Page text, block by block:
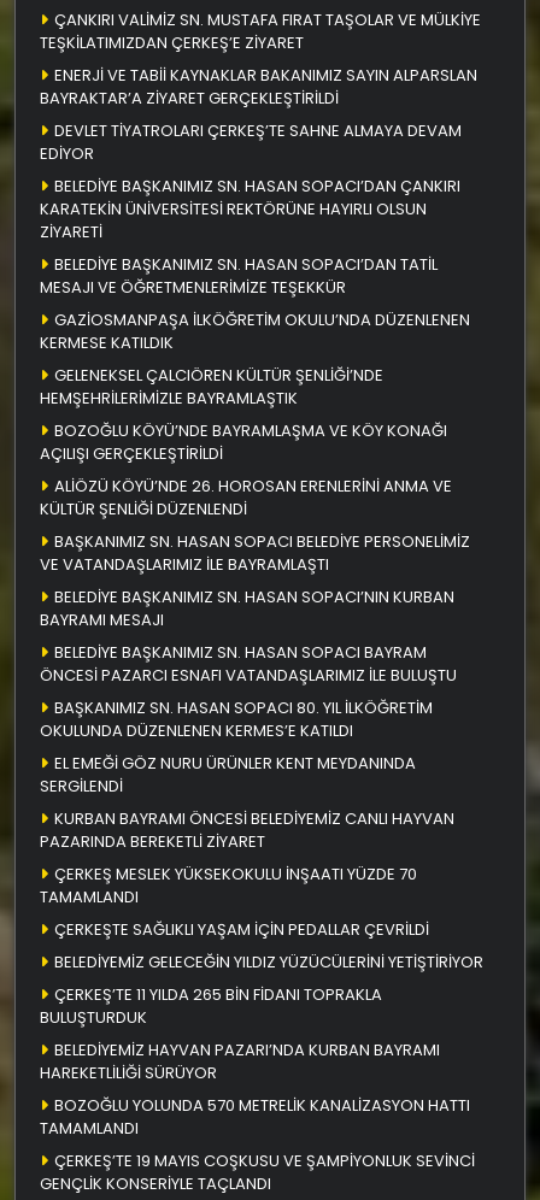
ÇANKIRI VALİMİZ SN. MUSTAFA FIRAT TAŞOLAR VE MÜLKİYE
TEŞKİLATIMIZDAN ÇERKEŞ’E ZİYARET
ENERJİ VE TABİİ KAYNAKLAR BAKANIMIZ SAYIN ALPARSLAN
BAYRAKTAR’A ZİYARET GERÇEKLEŞTİRİLDİ
DEVLET TİYATROLARI ÇERKEŞ’TE SAHNE ALMAYA DEVAM
EDİYOR
BELEDİYE BAŞKANIMIZ SN. HASAN SOPACI’DAN ÇANKIRI
KARATEKİN ÜNİVERSİTESİ REKTÖRÜNE HAYIRLI OLSUN
ZİYARETİ
BELEDİYE BAŞKANIMIZ SN. HASAN SOPACI’DAN TATİL
MESAJI VE ÖĞRETMENLERİMİZE TEŞEKKÜR
GAZİOSMANPAŞA İLKÖĞRETİM OKULU’NDA DÜZENLENEN
KERMESE KATILDIK
GELENEKSEL ÇALCIÖREN KÜLTÜR ŞENLİĞİ’NDE
HEMŞEHRİLERİMİZLE BAYRAMLAŞTIK
BOZOĞLU KÖYÜ’NDE BAYRAMLAŞMA VE KÖY KONAĞI
AÇILIŞI GERÇEKLEŞTİRİLDİ
ALİÖZÜ KÖYÜ’NDE 26. HOROSAN ERENLERİNİ ANMA VE
KÜLTÜR ŞENLİĞİ DÜZENLENDİ
BAŞKANIMIZ SN. HASAN SOPACI BELEDİYE PERSONELİMİZ
VE VATANDAŞLARIMIZ İLE BAYRAMLAŞTI
BELEDİYE BAŞKANIMIZ SN. HASAN SOPACI’NIN KURBAN
BAYRAMI MESAJI
BELEDİYE BAŞKANIMIZ SN. HASAN SOPACI BAYRAM
ÖNCESİ PAZARCI ESNAFI VATANDAŞLARIMIZ İLE BULUŞTU
BAŞKANIMIZ SN. HASAN SOPACI 80. YIL İLKÖĞRETİM
OKULUNDA DÜZENLENEN KERMES’E KATILDI
EL EMEĞİ GÖZ NURU ÜRÜNLER KENT MEYDANINDA
SERGİLENDİ
KURBAN BAYRAMI ÖNCESİ BELEDİYEMİZ CANLI HAYVAN
PAZARINDA BEREKETLİ ZİYARET
ÇERKEŞ MESLEK YÜKSEKOKULU İNŞAATI YÜZDE 70
TAMAMLANDI
ÇERKEŞTE SAĞLIKLI YAŞAM İÇİN PEDALLAR ÇEVRİLDİ
BELEDİYEMİZ GELECEĞİN YILDIZ YÜZÜCÜLERİNİ YETİŞTİRİYOR
ÇERKEŞ’TE 11 YILDA 265 BİN FİDANI TOPRAKLA
BULUŞTURDUK
BELEDİYEMİZ HAYVAN PAZARI’NDA KURBAN BAYRAMI
HAREKETLİLİĞİ SÜRÜYOR
BOZOĞLU YOLUNDA 570 METRELİK KANALİZASYON HATTI
TAMAMLANDI
ÇERKEŞ’TE 19 MAYIS COŞKUSU VE ŞAMPİYONLUK SEVİNCİ
GENÇLİK KONSERİYLE TAÇLANDI